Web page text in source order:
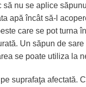
nu se aplice
apă încât să-l
care se pot turna
Un săpun de
se poate utiliza la
suprafaţa afectată.